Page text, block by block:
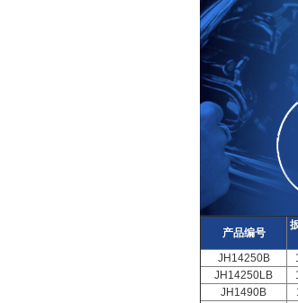
产品编号
JH14250B
JH14250LB
JH1490B